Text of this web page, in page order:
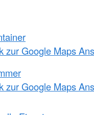
zur Google Maps
zur Google Maps